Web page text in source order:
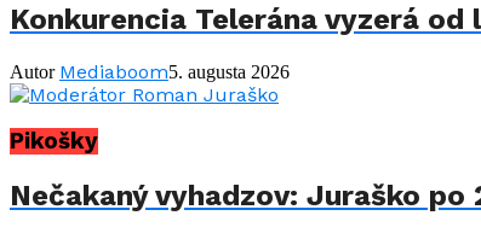
Konkurencia Telerána vyzerá
Autor Mediaboom5. augusta 2026
Pikošky
Nečakaný vyhadzov: Juraško